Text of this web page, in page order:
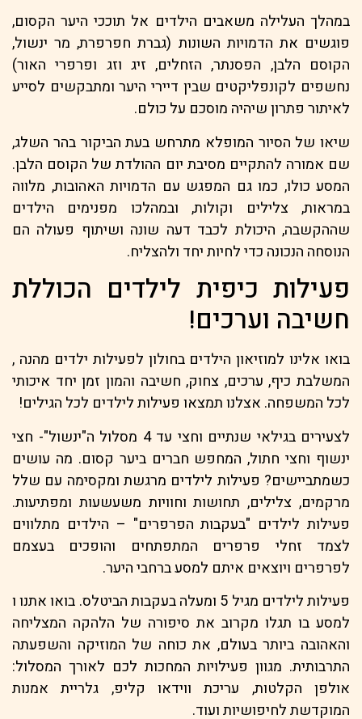
במהלך העלילה משאבים הילדים אל תוככי היער הקסום,
פוגשים את הדמויות השונות (גברת חפרפרת, מר ינשול,
הקוסם הלבן, הפסנתר, הזחלים, זיג וזג ופרפרי האור)
נחשפים לקונפליקטים שבין דיירי היער ומתבקשים לסייע
לאיתור פתרון שיהיה מוסכם על כולם.
שיאו של הסיור המופלא מתרחש בעת הביקור בהר השלג,
שם אמורה להתקיים מסיבת יום ההולדת של הקוסם הלבן.
המסע כולו, כמו גם המפגש עם הדמויות האהובות, מלווה
במראות, צלילים וקולות, ובמהלכו מפנימים הילדים
שההקשבה, היכולת לכבד דעה שונה ושיתוף פעולה הם
הנוסחה הנכונה כדי לחיות יחד ולהצליח.
פעילות כיפית לילדים הכוללת
חשיבה וערכים!
בואו אלינו למוזיאון הילדים בחולון לפעילות ילדים מהנה ,
המשלבת כיף, ערכים, צחוק, חשיבה והמון זמן יחד איכותי
לכל המשפחה. אצלנו תמצאו פעילות לילדים לכל הגילים!
לצעירים בגילאי שנתיים וחצי עד 4 מסלול ה"ינשול"- חצי
ינשוף וחצי חתול, המחפש חברים ביער קסום. מה עושים
כשמתביישים? פעילות לילדים מרגשת ומקסימה עם שלל
מרקמים, צלילים, תחושות וחוויות משעשעות ומפתיעות.
פעילות לילדים "בעקבות הפרפרים" – הילדים מתלווים
לצמד זחלי פרפרים המתפתחים והופכים בעצמם
לפרפרים ויוצאים איתם למסע ברחבי היער.
פעילות לילדים מגיל 5 ומעלה בעקבות הביטלס. בואו אתנו ו
למסע בו תגלו מקרוב את סיפורה של הלהקה המצליחה
והאהובה ביותר בעולם, את כוחה של המוזיקה והשפעתה
התרבותית. מגוון פעילויות המחכות לכם לאורך המסלול:
אולפן הקלטות, עריכת ווידאו קליפ, גלריית אמנות
המוקדשת לחיפושיות ועוד.